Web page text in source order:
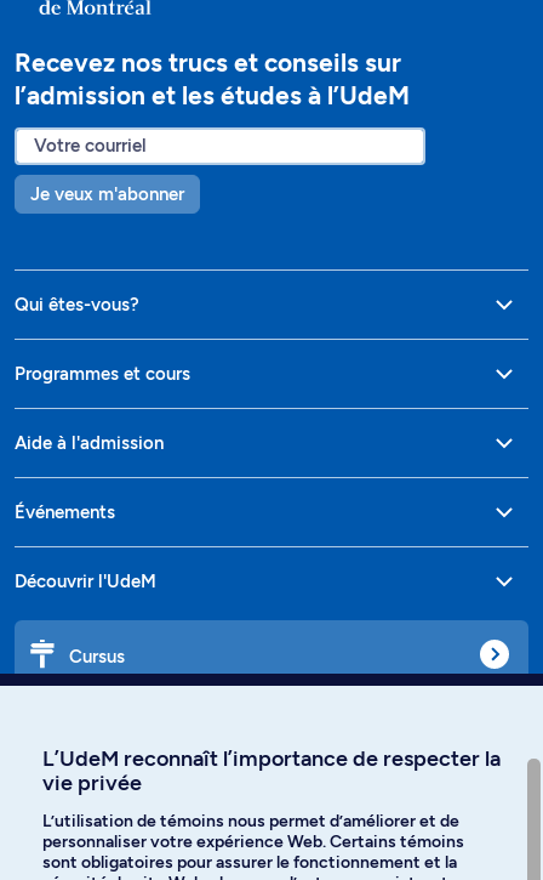
Recevez nos trucs et conseils sur
l’admission et les études à l’UdeM
Je veux m'abonner
Qui êtes-vous?
Programmes et cours
Aide à l'admission
Événements
Découvrir l'UdeM
Cursus
Langues
L’UdeM reconnaît l’importance de respecter la
vie privée
L’utilisation de témoins nous permet d’améliorer et de
personnaliser votre expérience Web. Certains témoins
sont obligatoires pour assurer le fonctionnement et la